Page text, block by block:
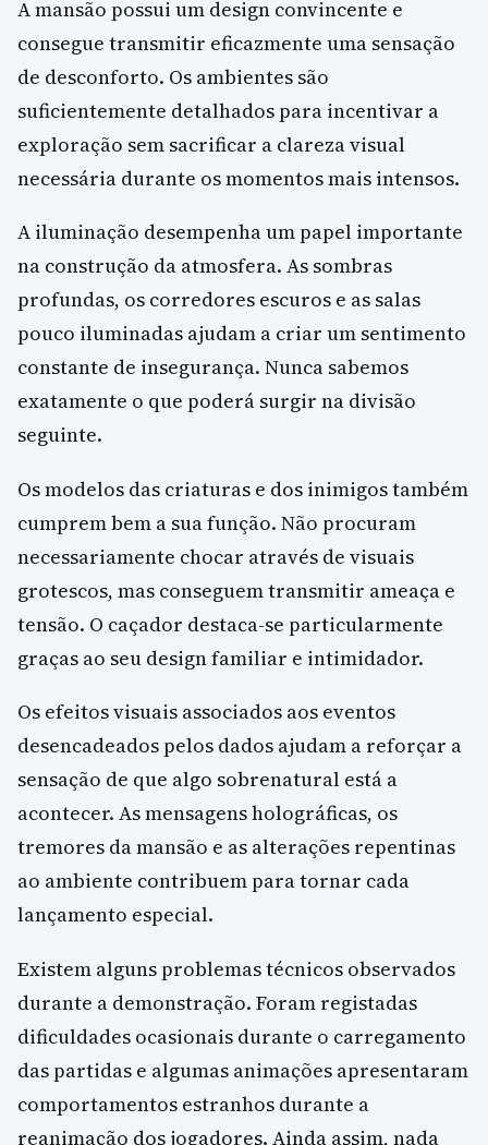
A mansão possui um design convincente e
consegue transmitir eficazmente uma sensação
de desconforto. Os ambientes são
suficientemente detalhados para incentivar a
exploração sem sacrificar a clareza visual
necessária durante os momentos mais intensos.
A iluminação desempenha um papel importante
na construção da atmosfera. As sombras
profundas, os corredores escuros e as salas
pouco iluminadas ajudam a criar um sentimento
constante de insegurança. Nunca sabemos
exatamente o que poderá surgir na divisão
seguinte.
Os modelos das criaturas e dos inimigos também
cumprem bem a sua função. Não procuram
necessariamente chocar através de visuais
grotescos, mas conseguem transmitir ameaça e
tensão. O caçador destaca-se particularmente
graças ao seu design familiar e intimidador.
Os efeitos visuais associados aos eventos
desencadeados pelos dados ajudam a reforçar a
sensação de que algo sobrenatural está a
acontecer. As mensagens holográficas, os
tremores da mansão e as alterações repentinas
ao ambiente contribuem para tornar cada
lançamento especial.
Existem alguns problemas técnicos observados
durante a demonstração. Foram registadas
dificuldades ocasionais durante o carregamento
das partidas e algumas animações apresentaram
comportamentos estranhos durante a
reanimação dos jogadores. Ainda assim, nada